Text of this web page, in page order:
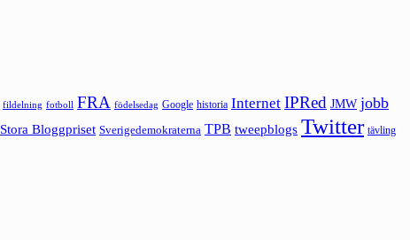
fildelning fotboll FRA födelsedag Google historia Internet IPRed JMW jobb
Stora Bloggpriset Sverigedemokraterna TPB tweepblogs Twitter tävling